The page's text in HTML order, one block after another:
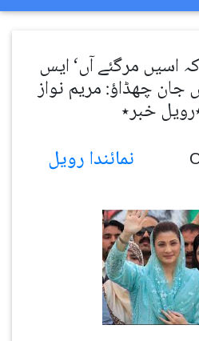
اسیں مرگئے آں‘ ایس
چھڈاؤ: مریم نواز
خبر٭